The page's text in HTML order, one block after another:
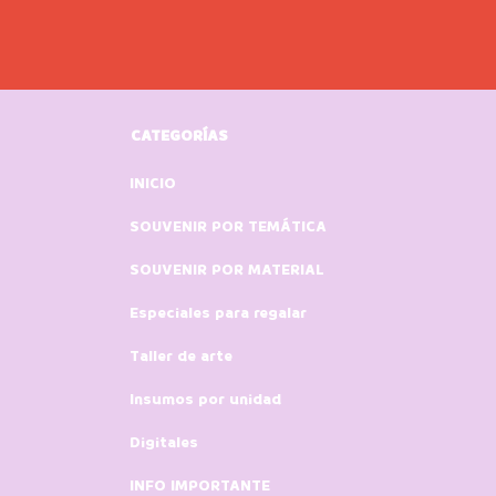
CATEGORÍAS
INICIO
SOUVENIR POR TEMÁTICA
SOUVENIR POR MATERIAL
Especiales para regalar
Taller de arte
Insumos por unidad
Digitales
INFO IMPORTANTE